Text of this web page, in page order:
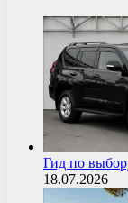
Гид по
18.07.2026